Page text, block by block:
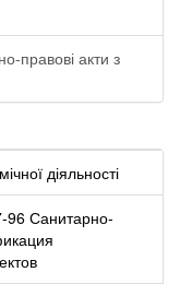
правові акти з
діяльності
Санитарно-